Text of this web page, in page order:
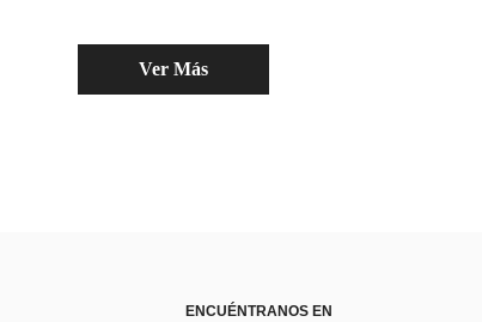
Ver Más
ENCUÉNTRANOS EN